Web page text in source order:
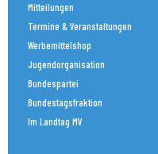
Mitteilungen
Termine & Veranstaltungen
Werbemittelshop
Jugendorganisation
Bundespartei
Bundestagsfraktion
Im Landtag MV